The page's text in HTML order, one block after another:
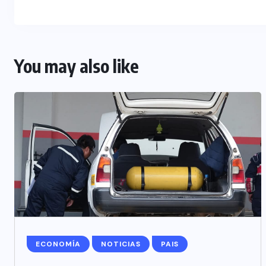
You may also like
ECONOMÍA NOTICIAS PAIS